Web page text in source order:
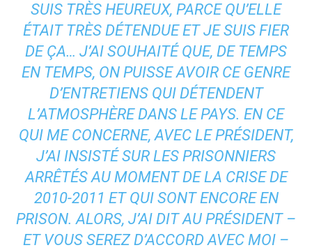
SUIS TRÈS HEUREUX, PARCE QU’ELLE
ÉTAIT TRÈS DÉTENDUE ET JE SUIS FIER
DE ÇA… J’AI SOUHAITÉ QUE, DE TEMPS
EN TEMPS, ON PUISSE AVOIR CE GENRE
D’ENTRETIENS QUI DÉTENDENT
L’ATMOSPHÈRE DANS LE PAYS. EN CE
QUI ME CONCERNE, AVEC LE PRÉSIDENT,
J’AI INSISTÉ SUR LES PRISONNIERS
ARRÊTÉS AU MOMENT DE LA CRISE DE
2010-2011 ET QUI SONT ENCORE EN
PRISON. ALORS, J’AI DIT AU PRÉSIDENT –
ET VOUS SEREZ D’ACCORD AVEC MOI –